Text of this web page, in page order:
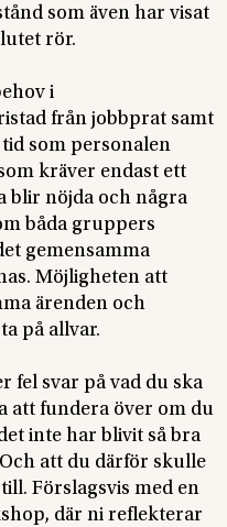
som även har visat
rör.
i
från jobbprat samt
som personalen
kräver endast ett
blir nöjda och några
båda gruppers
gemensamma
Möjligheten att
ärenden och
på allvar.
fel svar på vad du ska
att fundera över om du
inte har blivit så bra
att du därför skulle
Förslagsvis med en
där ni reflekterar